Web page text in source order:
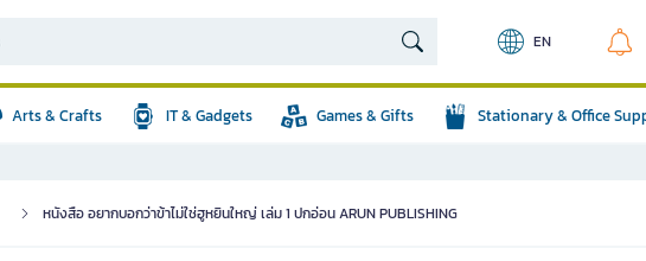
EN
Arts & Crafts IT & Gadgets Games & Gifts Stationary & Office
หนังสือ อยากบอกว่าข้าไม่ใช่ฮูหยินใหญ่ เล่ม 1 ปกอ่อน ARUN PUBLISHING